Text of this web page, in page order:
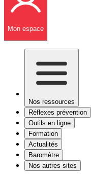
Mon espace
Nos ressources
Réflexes prévention
Outils en ligne
Formation
Actualités
Baromètre
Nos autres sites